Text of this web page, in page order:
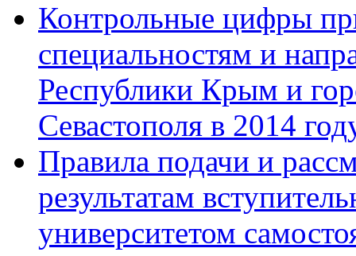
Контрольные цифры
специальностям и
Республики Крым и
Севастополя в 2014
Правила подачи и
результатам
университетом